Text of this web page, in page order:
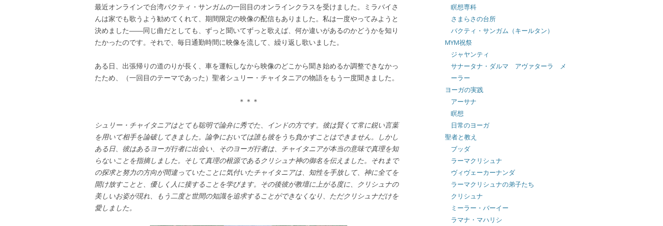
最近オンラインで台湾バクティ・サンガムの一回目のオンラインクラスを受けました。ミラバイさ
んは家でも歌うよう勧めてくれて、期間限定の映像の配信もありました。私は一度やってみようと
決めました――同じ曲だとしても、ずっと聞いてずっと歌えば、何か違いがあるのかどうかを知り
たかったのです。それで、毎日通勤時間に映像を流して、繰り返し歌いました。
ある日、出張帰りの道のりが長く、車を運転しなから映像のどこから聞き始めるか調整できなかっ
たため、（一回目のテーマであった）聖者シュリー・チャイタニアの物語をもう一度聞きました。
＊＊＊
シュリー・チャイタニアはとても聡明で論弁に秀でた、インドの方です。彼は賢くて常に鋭い言葉
を用いて相手を論破してきました。論争においては誰も彼をうち負かすことはできません。しかし
ある日、彼はあるヨーガ行者に出会い、そのヨーガ行者は、チャイタニアが本当の意味で真理を知
らないことを指摘しました。そして真理の根源であるクリシュナ神の御名を伝えました。それまで
の探求と努力の方向が間違っていたことに気付いたチャイタニアは、知性を手放して、神に全てを
開け放すことと、優しく人に接することを学びます。その後彼が教壇に上がる度に、クリシュナの
美しいお姿が現れ、もう二度と世間の知識を追求することができなくなり、ただクリシュナだけを
愛しました。
瞑想専科
さまらさの台所
バクティ・サンガム（キールタン）
MYM祝祭
ジャヤンティ
サナータナ・ダルマ アヴァターラ メ
ーラー
ヨーガの実践
アーサナ
瞑想
日常のヨーガ
聖者と教え
ブッダ
ラーマクリシュナ
ヴィヴェーカーナンダ
ラーマクリシュナの弟子たち
クリシュナ
ミーラー・バーイー
ラマナ・マハリシ